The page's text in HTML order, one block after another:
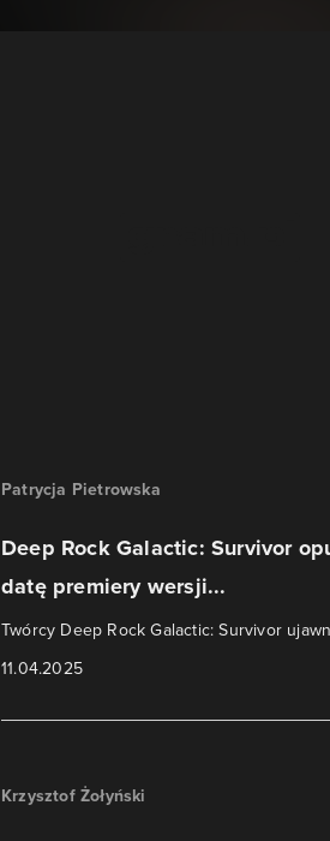
Patrycja Pietrowska
Deep Rock Galactic: Survivor
datę premiery wersji...
Twórcy Deep Rock Galactic: Survivor
11.04.2025
Krzysztof Żołyński